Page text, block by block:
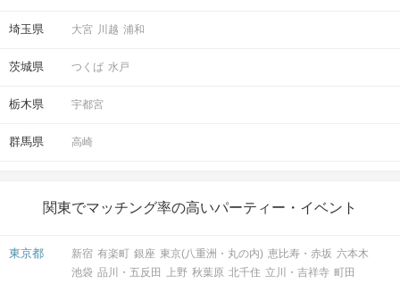
埼玉県 大宮 川越 浦和
茨城県 つくば 水戸
栃木県 宇都宮
群馬県 高崎
関東でマッチング率の高いパーティー・イベント
東京都 新宿 有楽町 銀座 東京(八重洲・丸の内) 恵比寿・赤坂 六本木
池袋 品川・五反田 上野 秋葉原 北千住 立川・吉祥寺 町田